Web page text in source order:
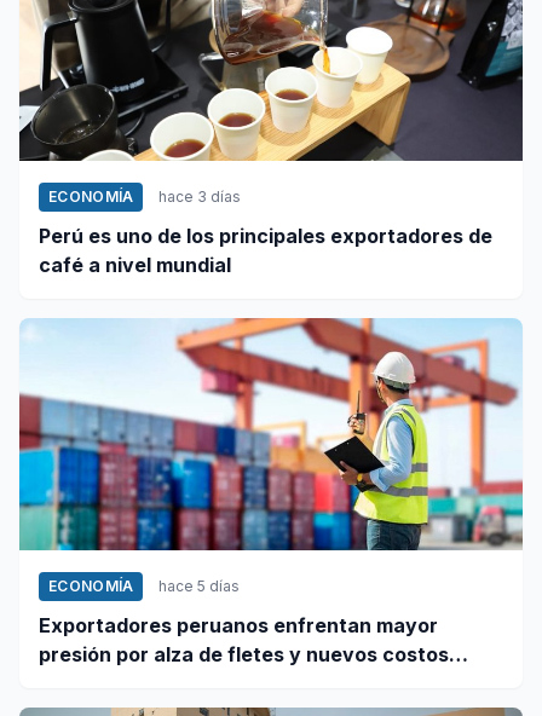
ECONOMÍA hace 3 días
Perú es uno de los principales exportadores de
café a nivel mundial
ECONOMÍA hace 5 días
Exportadores peruanos enfrentan mayor
presión por alza de fletes y nuevos costos